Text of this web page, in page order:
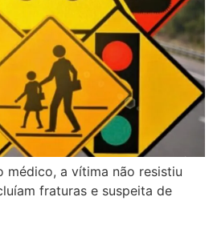
médico, a vítima não resistiu
fraturas e suspeita de